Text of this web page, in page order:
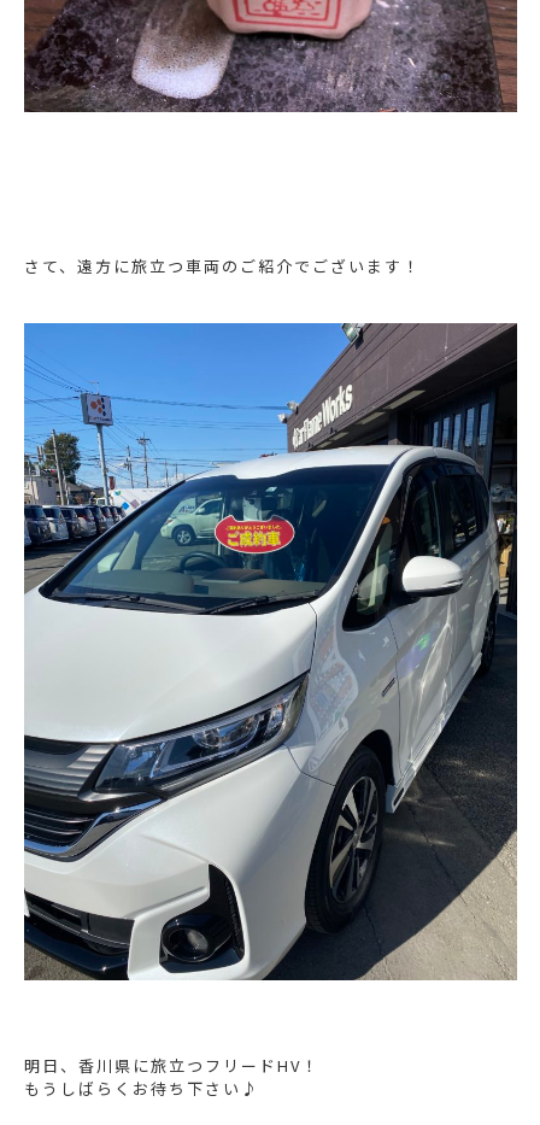
さて、遠方に旅立つ車両のご紹介でございます！
明日、香川県に旅立つフリードHV！
もうしばらくお待ち下さい♪